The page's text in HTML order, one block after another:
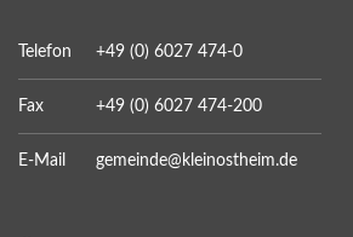
Telefon +49 (0) 6027 474-0
Fax +49 (0) 6027 474-200
E-Mail gemeinde@kleinostheim.de